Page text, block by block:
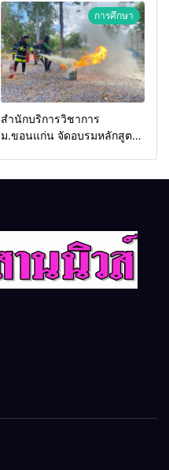
2026 เชื่อม 4 งานใหญ่ สร้าง
โอกาสธุรกิจครบวงจร ด้วย
ครับ
การศึกษา
สำนักบริการวิชาการ
ม.ขอนแก่น จัดอบรมหลักสูตร